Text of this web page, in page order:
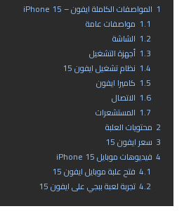
1 المواصفات الكاملة ايفون – iPhone 15
1.1 مواصفات عامة
1.2 الشاشة
1.3 أجهزة التشغيل
1.4 نظام تشغيل ايفون 15
1.5 كاميرا ايفون
1.6 الاتصال
1.7 المستشعرات
2 محتويات العلبة
3 سعر ايفون 15
4 فيديوهات موبايل iPhone 15
4.1 فتح علبة موبايل ايفون 15
4.2 تجربة لعبة ببجي على ايفون 15